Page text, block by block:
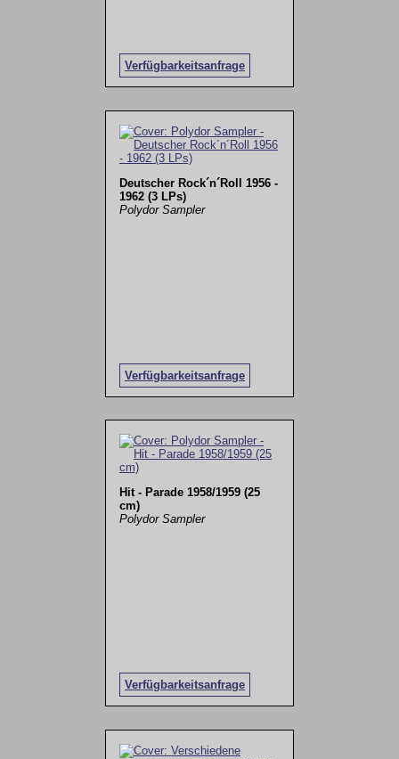
Verfügbarkeitsanfrage
Deutscher Rock´n´Roll 1956 -
1962 (3 LPs)
Polydor Sampler
Verfügbarkeitsanfrage
Hit - Parade 1958/1959 (25
cm)
Polydor Sampler
Verfügbarkeitsanfrage